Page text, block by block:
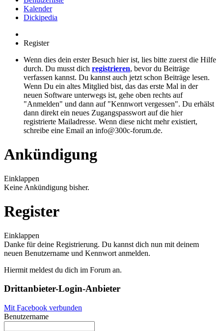
Kalender
Dickipedia
Register
Wenn dies dein erster Besuch hier ist, lies bitte zuerst die Hilfe
durch. Du musst dich registrieren, bevor du Beiträge
verfassen kannst. Du kannst auch jetzt schon Beiträge lesen.
Wenn Du ein altes Mitglied bist, das das erste Mal in der
neuen Software unterwegs ist, gehe oben rechts auf
"Anmelden" und dann auf "Kennwort vergessen". Du erhälst
dann direkt ein neues Zugangspasswort auf die hier
registrierte Mailadresse. Wenn diese nicht mehr existiert,
schreibe eine Email an info@300c-forum.de.
Ankündigung
Einklappen
Keine Ankündigung bisher.
Register
Einklappen
Danke für deine Registrierung. Du kannst dich nun mit deinem
neuen Benutzername und Kennwort anmelden.
Hiermit meldest du dich im Forum an.
Drittanbieter-Login-Anbieter
Mit Facebook verbunden
Benutzername